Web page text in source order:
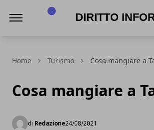
Home Turismo Cosa mangiare a
Cosa mangiare a
di Redazione24/08/2021